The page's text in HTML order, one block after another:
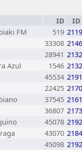
ID ID
FM 519
33308
28941
Azul 1546
45534
22425
37545
36807
45078
43070
45098